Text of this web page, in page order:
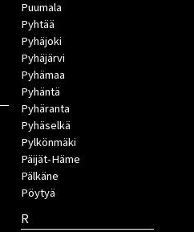
Puumala
Pyhtää
Pyhäjoki
Pyhäjärvi
Pyhämaa
Pyhäntä
Pyhäranta
Pyhäselkä
Pylkönmäki
Päijät-Häme
Pälkäne
Pöytyä
R